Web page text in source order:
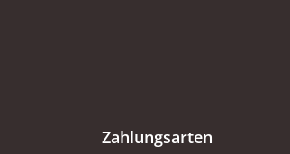
Zahlungsarten